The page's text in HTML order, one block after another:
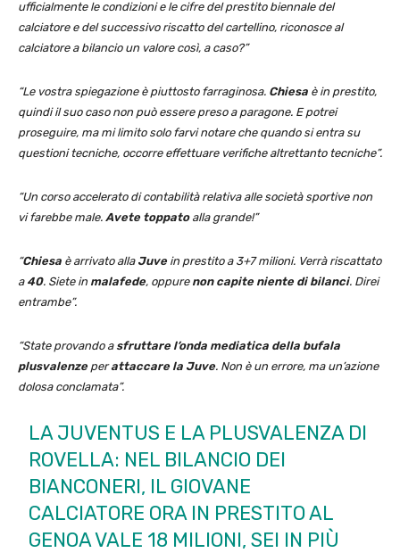
ufficialmente le condizioni e le cifre del prestito biennale del
calciatore e del successivo riscatto del cartellino, riconosce al
calciatore a bilancio un valore così, a caso?”
“Le vostra spiegazione è piuttosto farraginosa. Chiesa è in prestito,
quindi il suo caso non può essere preso a paragone. E potrei
proseguire, ma mi limito solo farvi notare che quando si entra su
questioni tecniche, occorre effettuare verifiche altrettanto tecniche”.
“Un corso accelerato di contabilità relativa alle società sportive non
vi farebbe male. Avete toppatoalla grande!”
“Chiesa è arrivato alla Juve in prestito a 3+7 milioni. Verrà riscattato
a 40. Siete in malafede, oppure non capite niente di bilanci. Direi
entrambe”.
“State provando a sfruttare l’onda mediatica della bufala
plusvalenze perattaccare la Juve. Non è un errore, ma un’azione
dolosa conclamata”.
LA JUVENTUS E LA PLUSVALENZA DI
ROVELLA: NEL BILANCIO DEI
BIANCONERI, IL GIOVANE
CALCIATORE ORA IN PRESTITO AL
GENOA VALE 18 MILIONI, SEI IN PIÙ